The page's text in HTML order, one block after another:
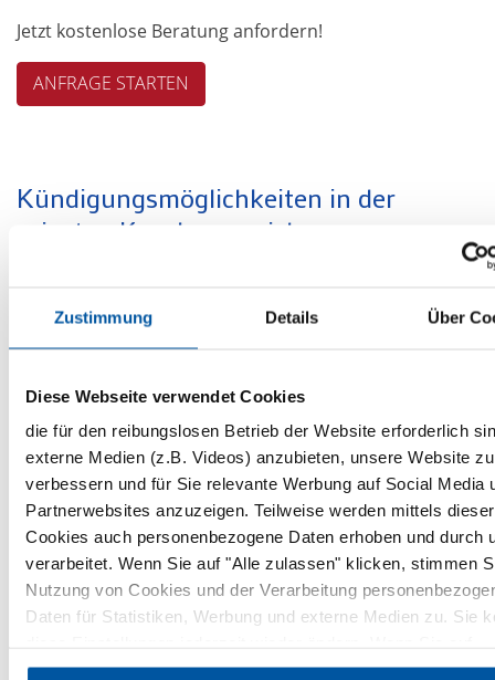
Zustimmung Details Über
Diese Webseite verwendet Cookies
die für den reibungslosen Betrieb der Website erforderlich
externe Medien (z.B. Videos) anzubieten, unsere Website zu
verbessern und für Sie relevante Werbung auf Social Media
Partnerwebsites anzuzeigen. Teilweise werden mittels dieser
Cookies auch personenbezogene Daten erhoben und durch
verarbeitet. Wenn Sie auf "Alle zulassen" klicken, stimmen
Nutzung von Cookies und der Verarbeitung
Daten für Statistiken, Werbung und externe Medien zu. Sie
„Ablehnen“ klicken, beschränken wir uns auf die technisch
Jetzt kostenlose Beratung anfordern!
ANFRAGE STARTEN
Kündigungsmöglichkeiten in der
privaten Krankenversicherung.
kündigen
möchte, muss die geltenden
Kündigungsfristen beachten. Die Kündigungsregeln
und unterscheiden sich je nach Kündigungsart. Eine
Vertragautomatisch um ein weiteres Jahr verlängert
wird.
Im Folgenden erfahren Sie, wie lange die
Kündigungsfrist in der PKV ist, wann eine ordentliche
Kündigung oder ein Sonderkündigungsrecht gilt und
was passiert, wenn die Frist versäumt wird.
Unterschied zwischen ordentlicher und